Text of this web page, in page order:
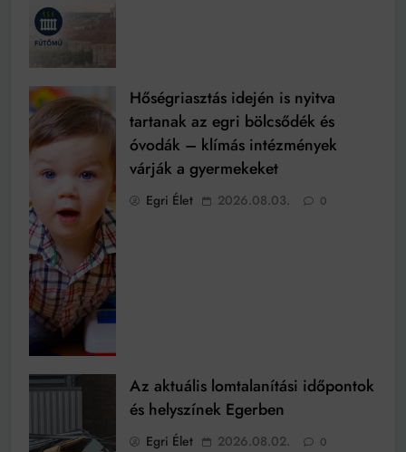
Hőségriasztás idején is nyitva
tartanak az egri bölcsődék és
óvodák – klímás intézmények
várják a gyermekeket
Egri Élet 2026.08.03. 0
Az aktuális lomtalanítási időpontok
és helyszínek Egerben
Egri Élet 2026.08.02. 0